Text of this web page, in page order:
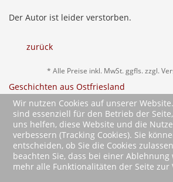
Der Autor ist leider verstorben.
zurück
* Alle Preise inkl. MwSt. ggfls. zzgl.
Geschichten aus Ostfriesland
Teewiefkes und Wattläufer
Wir nutzen Cookies auf unserer
sind essenziell für den Betrieb der
uns helfen, diese Website und die
verbessern (Tracking Cookies). Sie
entscheiden, ob Sie die Cookies
beachten Sie, dass bei einer
mehr alle Funktionalitäten der Seite zur